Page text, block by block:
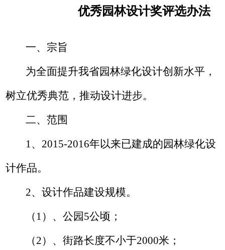
优秀园林设计奖评选办法
一、宗旨
为全面提升我省园林绿化设计创新水平，
树立优秀典范，推动设计进步。
二、范围
1 、 2015-2016年以来已建成的园林绿化设
计作品。
2、设计作品建设规模。
（ 1 ）、公园5公顷；
（2）、街路长度不小于2000米；